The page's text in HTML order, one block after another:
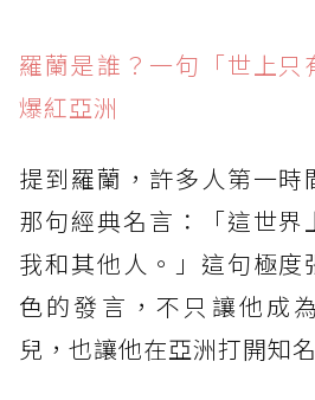
羅蘭是誰？一句「世上只
爆紅亞洲
提到羅蘭，許多人第一時
那句經典名言：「這世界
我和其他人。」這句極度
色的發言，不只讓他成
兒，也讓他在亞洲打開知